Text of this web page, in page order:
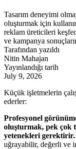
Tasarım deneyimi
oluşturmak için
reklam üreticileri
ve kampanya
Tarafından yazıldı
Nitin Mahajan
Yayınlandığı tarih
July 9, 2026
Küçük işletmelerin
ederler:
Profesyonel
oluşturmak, pek çok
yetenekleri gerektirir.
uğrayabilir, değerli ve